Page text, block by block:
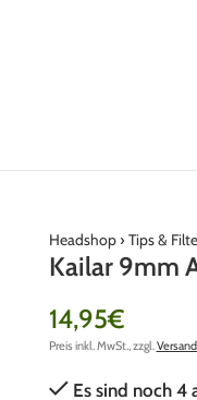
Headshop› Tips &
Kailar 9mm
14,95€
Preis inkl. MwSt., zzgl.
Es sind noch 4